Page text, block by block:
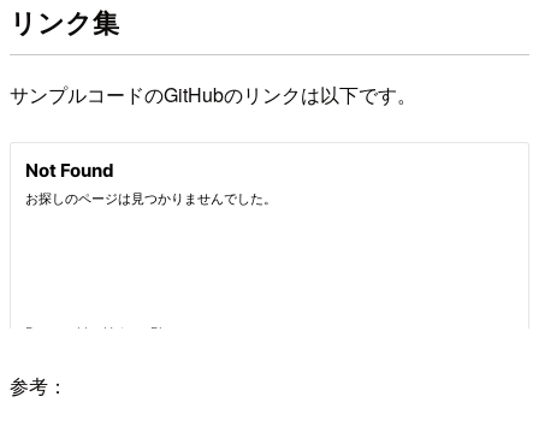
リンク集
サンプルコードのGitHubのリンクは以下です。
参考：